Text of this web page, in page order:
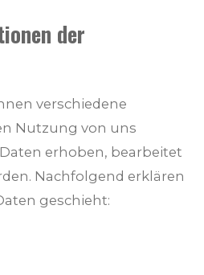
der
verschiedene
Nutzung von uns
erhoben, bearbeitet
Nachfolgend erklären
geschieht: